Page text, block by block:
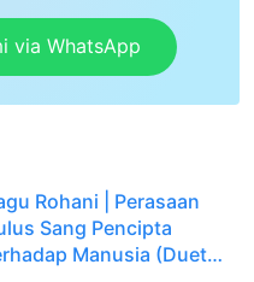
via WhatsApp
Rohani | Perasaan
Sang Pencipta
Manusia (Duet) |